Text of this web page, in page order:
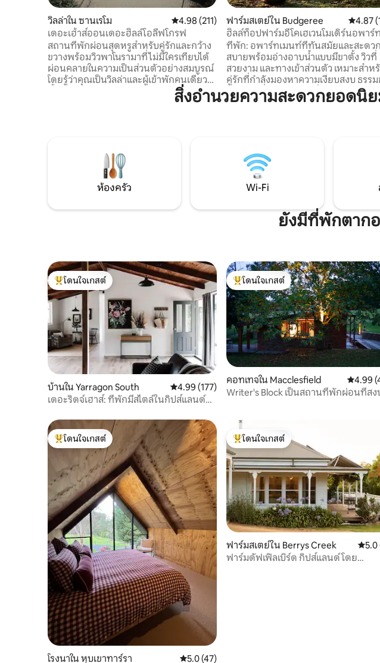
วิลล่าใน ซานเรโม คะแนนเฉลี่ย 4.98 จาก 5, 211 รีวิว
4.98 (211)
เดอะเฮ้าส์ออนเดอะฮิลล์โอลีฟโกรฟ
สถานที่พักผ่อนสุดหรูสำหรับคู่รักและกว้าง
ขวางพร้อมวิวพาโนรามาที่ไม่มีใครเทียบได้
ผ่อนคลายในความเป็นส่วนตัวอย่างสมบูรณ์
โดยรู้ว่าคุณเป็นวิลล่าและผู้เข้าพักคนเดียวที่
ตั้งอยู่ท่ามกลางสวนมะกอกของเรา วิลล่า
แห่งนี้ตั้งอยู่ภายในต้นมะกอกกว่า 1,000 ต้น
คู่รักทุกคู่ที่หลบหนีจากความต้องการด้าน
ไลฟ์สไตล์ที่วุ่นวายทำให้มั่นใจได้ว่าจะได้พัก
ผ่อนอย่างปราศจากความเครียดแม้แต่
ความโรแมนติก!
ฟาร์มสเตย์ใน Budgeree คะแนน
4.87
ฮิลล์ท็อปฟาร์มอีโคเฮเวนโมเดิร์นอพาร์
นท์
ที่พัก: อพาร์ทเมนท์ที่ทันสมัยและสะดวก
สบายพร้อมอ่างอาบน้ำแบบมีขาตั้ง วิวที่
สวยงาม และทางเข้าส่วนตัว เหมาะสำห
คู่รักที่กำลังมองหาความเงียบสงบ ธรร
และการเชื่อมต่อ ความยั่งยืน: เราภูมิใจใน
การใช้ชีวิตอย่างยั่งยืนด้วยพลังงานแสง
ทริปไปเช้าเย็นกลับที่ง่ายไปยังวิลสันส์พ
บอว์บอว์ อุทยานแห่งชาติทาร์ราบัลก้า แ
วัลฮัลล่าที่มีความสำคัญทางประวัติศาส
สิ่งอำนวยความสะดวกยอดนิ
ห้องครัว Wi-Fi
ยังมีที่พักตากอ
โดนใจเกสต์ที่สุด
โดนใจเกสต์
บ้านใน Yarragon South คะแนนเฉลี่ย 4.99 จาก 5, 177 รีวิว
4.99 (177)
เดอะริดจ์เฮาส์: ที่พักมีสไตล์ในกิปส์แลนด์
โดนใจเกสต์ที่สุด
โดนใจเกสต์
คอทเทจใน Macclesfield คะแนนเ
4.99
Writer's Block เป็นสถานที่พักผ่อนที่สง
โดนใจเกสต์ที่สุด
โดนใจเกสต์
โรงนาใน หุบเขาทาร์รา คะแนนเฉลี่ย 5.0 จาก 5, 47 รีวิว
5.0 (47)
โดนใจเกสต์ที่สุด
โดนใจเกสต์
ฟาร์มสเตย์ใน Berrys Creek คะแ
5.0
ฟาร์มดัฟเฟิลเบิร์ด กิปส์แลนด์ โดย